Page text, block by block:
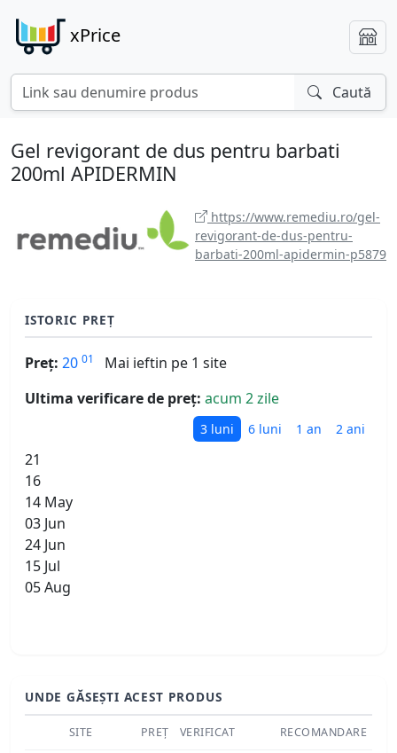
xPrice
Caută
Gel revigorant de dus pentru barbati
200ml APIDERMIN
https://www.remediu.ro/gel-
revigorant-de-dus-pentru-
barbati-200ml-apidermin-p5879
ISTORIC PREȚ
Preț: 20 01
Mai ieftin pe 1 site
Ultima verificare de preț: acum 2 zile
3 luni 6 luni 1 an 2 ani
21
16
14 May
03 Jun
24 Jun
15 Jul
05 Aug
UNDE GĂSEȘTI ACEST PRODUS
SITE PREȚ VERIFICAT RECOMANDARE